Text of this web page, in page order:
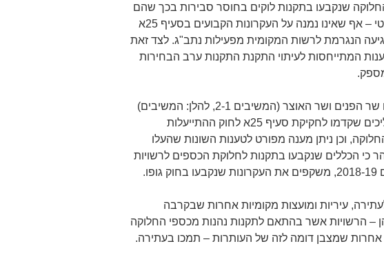
החלוקה שנקבעו בתקנות לוקים בחוסר סבירות בכך שהם
מתעלמים משיקול רלבנטי – אף שאינו נמנה על העקרונות הקבועים בסעיף 25א
הנגרמת לרשות המקומית מפעילות נתב"ג. לצד זאת
המתייחסות לעיתוי התקנת התקנות ערב הבחירות
בתגובה מפורטת מטעם שר הפנים ושר האוצר (המשיבים 2-1, להלן: המשיבים)
הם עמדו על הרקע וההליכים שקדמו לחקיקת סעיף 25א לחוק ההתייעלות
החלוקה, וכן ניתן מענה מפורט לטענות השונות שהעלו
כי הכללים שנקבעו בתקנות לחלוקת הכספים לרשויות
עיריות ומועצות מקומיות אחרות שבקרבה
– הרשויות אשר בהתאם לתקנות נהנות מכספי החלוקה
אחרות שמצבן דומה לזה של העותרות – תמכו בעתירה.